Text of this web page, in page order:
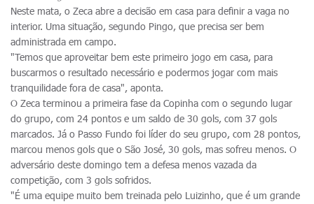
Neste mata, o Zeca abre a decisão em casa para definir a vaga no
interior. Uma situação, segundo Pingo, que precisa ser bem
administrada em campo.
"Temos que aproveitar bem este primeiro jogo em casa, para
buscarmos o resultado necessário e podermos jogar com mais
tranquilidade fora de casa", aponta.
O Zeca terminou a primeira fase da Copinha com o segundo lugar
do grupo, com 24 pontos e um saldo de 30 gols, com 37 gols
marcados. Já o Passo Fundo foi líder do seu grupo, com 28 pontos,
marcou menos gols que o São José, 30 gols, mas sofreu menos. O
adversário deste domingo tem a defesa menos vazada da
competição, com 3 gols sofridos.
"É uma equipe muito bem treinada pelo Luizinho, que é um grande